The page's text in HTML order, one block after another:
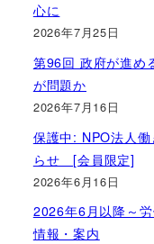
心に
2026年7月25日
第96回 政府が進め
が問題か
2026年7月16日
保護中: NPO法人
らせ [会員限定]
2026年6月16日
2026年6月以降～
情報・案内